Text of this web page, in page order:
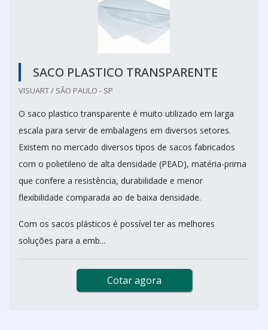
SACO PLASTICO TRANSPARENTE
VISUART / SÃO PAULO - SP
O saco plastico transparente é muito utilizado em larga
escala para servir de embalagens em diversos setores.
Existem no mercado diversos tipos de sacos fabricados
com o polietileno de alta densidade (PEAD), matéria-prima
que confere a resistência, durabilidade e menor
flexibilidade comparada ao de baixa densidade.
Com os sacos plásticos é possível ter as melhores
soluções para a emb...
Cotar agora